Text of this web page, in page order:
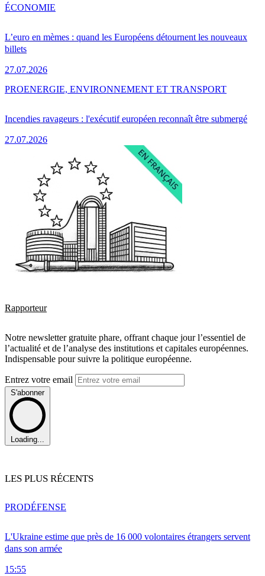
L’euro en mèmes : quand les Européens détournent les nouveaux
billets
27.07.2026
ÉCONOMIE
Incendies ravageurs : l'exécutif européen reconnaît être submergé
27.07.2026
PROENERGIE, ENVIRONNEMENT ET TRANSPORT
Rapporteur
Notre newsletter gratuite phare, offrant chaque jour l’essentiel de
l’actualité et de l’analyse des institutions et capitales européennes.
Indispensable pour suivre la politique européenne.
Entrez votre email
S'abonner
Loading...
LES PLUS RÉCENTS
L'Ukraine estime que près de 16 000 volontaires étrangers servent
dans son armée
15:55
PRODÉFENSE